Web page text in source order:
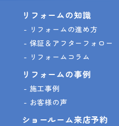
リフォームの知識
リフォームの進め方
保証＆アフターフォロー
リフォームコラム
リフォームの事例
施工事例
お客様の声
ショールーム来店予約